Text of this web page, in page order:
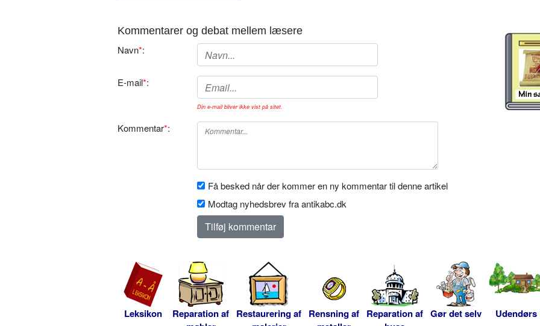
Kommentarer og debat mellem læsere
Navn*:
E-mail*:
Din e-mail bliver ikke vist på sitet.
Kommentar*:
Få besked når der kommer en ny kommentar til denne artikel
Modtag nyhedsbrev fra antikabc.dk
Leksikon
Reparation af Restaurering af Rensning af Reparation af Gør det selv Udendørs